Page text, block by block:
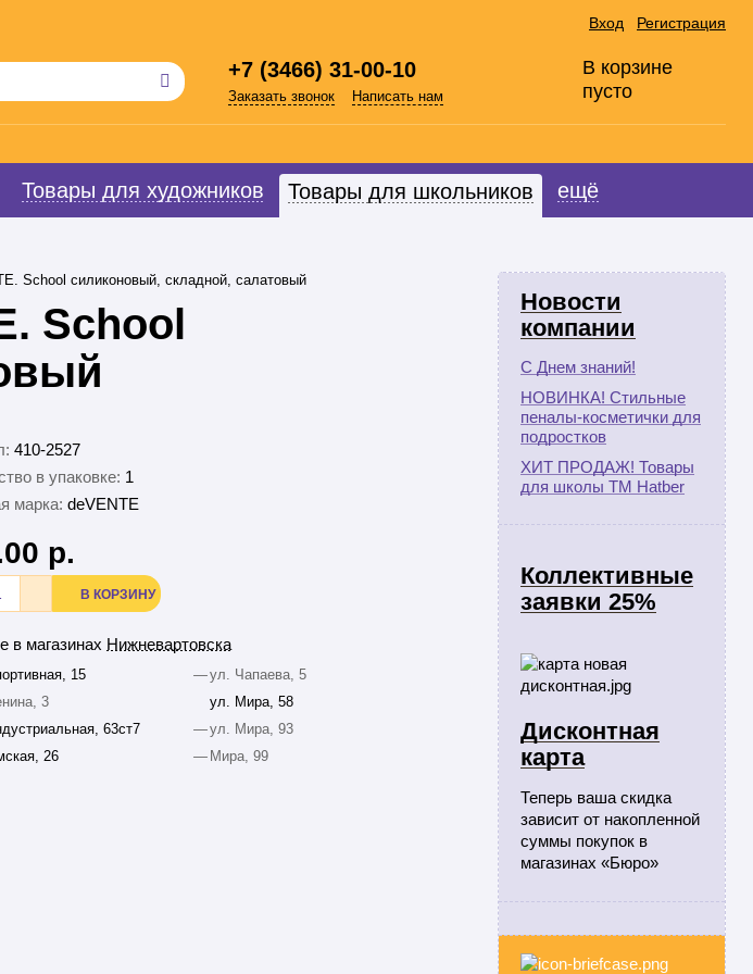
Вход Регистрация
+7 (3466) 31-00-10
Заказать звонок Написать нам
В корзине
пусто
Товары для художников Товары для школьников ещё
Новости
компании
С Днем знаний!
НОВИНКА! Стильные
пеналы-косметички для
подростков
ХИТ ПРОДАЖ! Товары
для школы ТМ Hatber
Коллективные
заявки 25%
Дисконтная
карта
Теперь ваша скидка
зависит от накопленной
суммы покупок в
магазинах «Бюро»
School силиконовый, складной, салатовый
School
410-2527
в упаковке: 1
марка: deVENTE
р.
В КОРЗИНУ
в магазинах Нижневартовска
15 —ул. Чапаева, 5
3
ул. Мира, 58
63ст7
—ул. Мира, 93
26
— Мира, 99